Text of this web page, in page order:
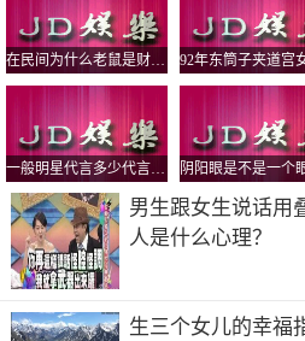
在民间为什么老鼠是财神招财，什么财神手里拿着老鼠？
一般明星代言多少代言费啊,明星代言费一
男生跟女生说话用
人是什么心理？
生三个女儿的幸福